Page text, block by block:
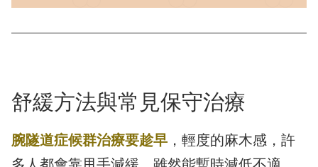
舒緩方法與常見保守治療
腕隧道症候群治療要趁早 ，輕度的麻木感，許